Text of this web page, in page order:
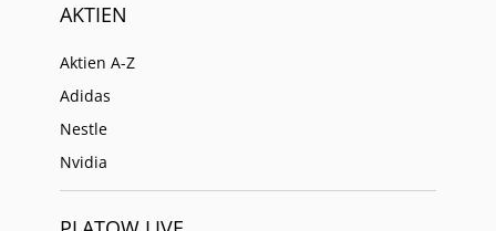
AKTIEN
Aktien A-Z
Adidas
Nestle
Nvidia